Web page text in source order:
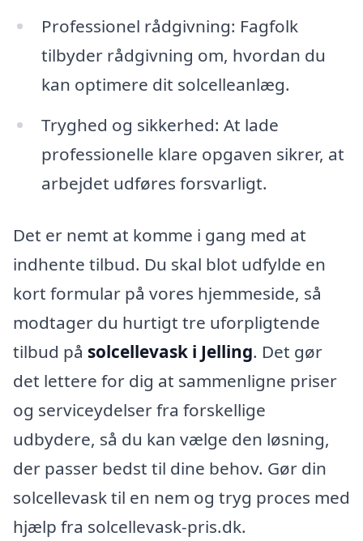
Professionel rådgivning: Fagfolk
tilbyder rådgivning om, hvordan du
kan optimere dit solcelleanlæg.
Tryghed og sikkerhed: At lade
professionelle klare opgaven sikrer, at
arbejdet udføres forsvarligt.
Det er nemt at komme i gang med at
indhente tilbud. Du skal blot udfylde en
kort formular på vores hjemmeside, så
modtager du hurtigt tre uforpligtende
tilbud på solcellevask i Jelling. Det gør
det lettere for dig at sammenligne priser
og serviceydelser fra forskellige
udbydere, så du kan vælge den løsning,
der passer bedst til dine behov. Gør din
solcellevask til en nem og tryg proces med
hjælp fra solcellevask-pris.dk.